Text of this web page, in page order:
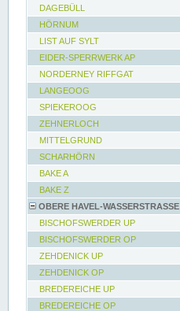
DAGEBÜLL
HÖRNUM
LIST AUF SYLT
EIDER-SPERRWERK AP
NORDERNEY RIFFGAT
LANGEOOG
SPIEKEROOG
ZEHNERLOCH
MITTELGRUND
SCHARHÖRN
BAKE A
BAKE Z
OBERE HAVEL-WASSERSTRASSE
BISCHOFSWERDER UP
BISCHOFSWERDER OP
ZEHDENICK UP
ZEHDENICK OP
BREDEREICHE UP
BREDEREICHE OP